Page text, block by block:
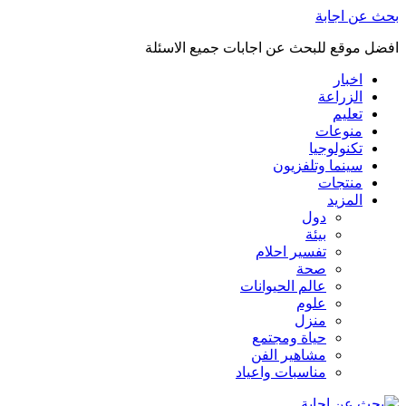
بحث عن اجابة
افضل موقع للبحث عن اجابات جميع الاسئلة
اخبار
الزراعة
تعليم
منوعات
تكنولوجيا
سينما وتلفزيون
منتجات
المزيد
دول
بيئة
تفسير احلام
صحة
عالم الحيوانات
علوم
منزل
حياة ومجتمع
مشاهير الفن
مناسبات واعياد